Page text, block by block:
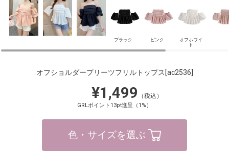
ブラック ピンク
オフホワイ
ト
オフショルダープリーツフリルトップス [ac2536]
¥1,499 （税込）
GRLポイント13pt進呈（1%）
色・サイズを選ぶ